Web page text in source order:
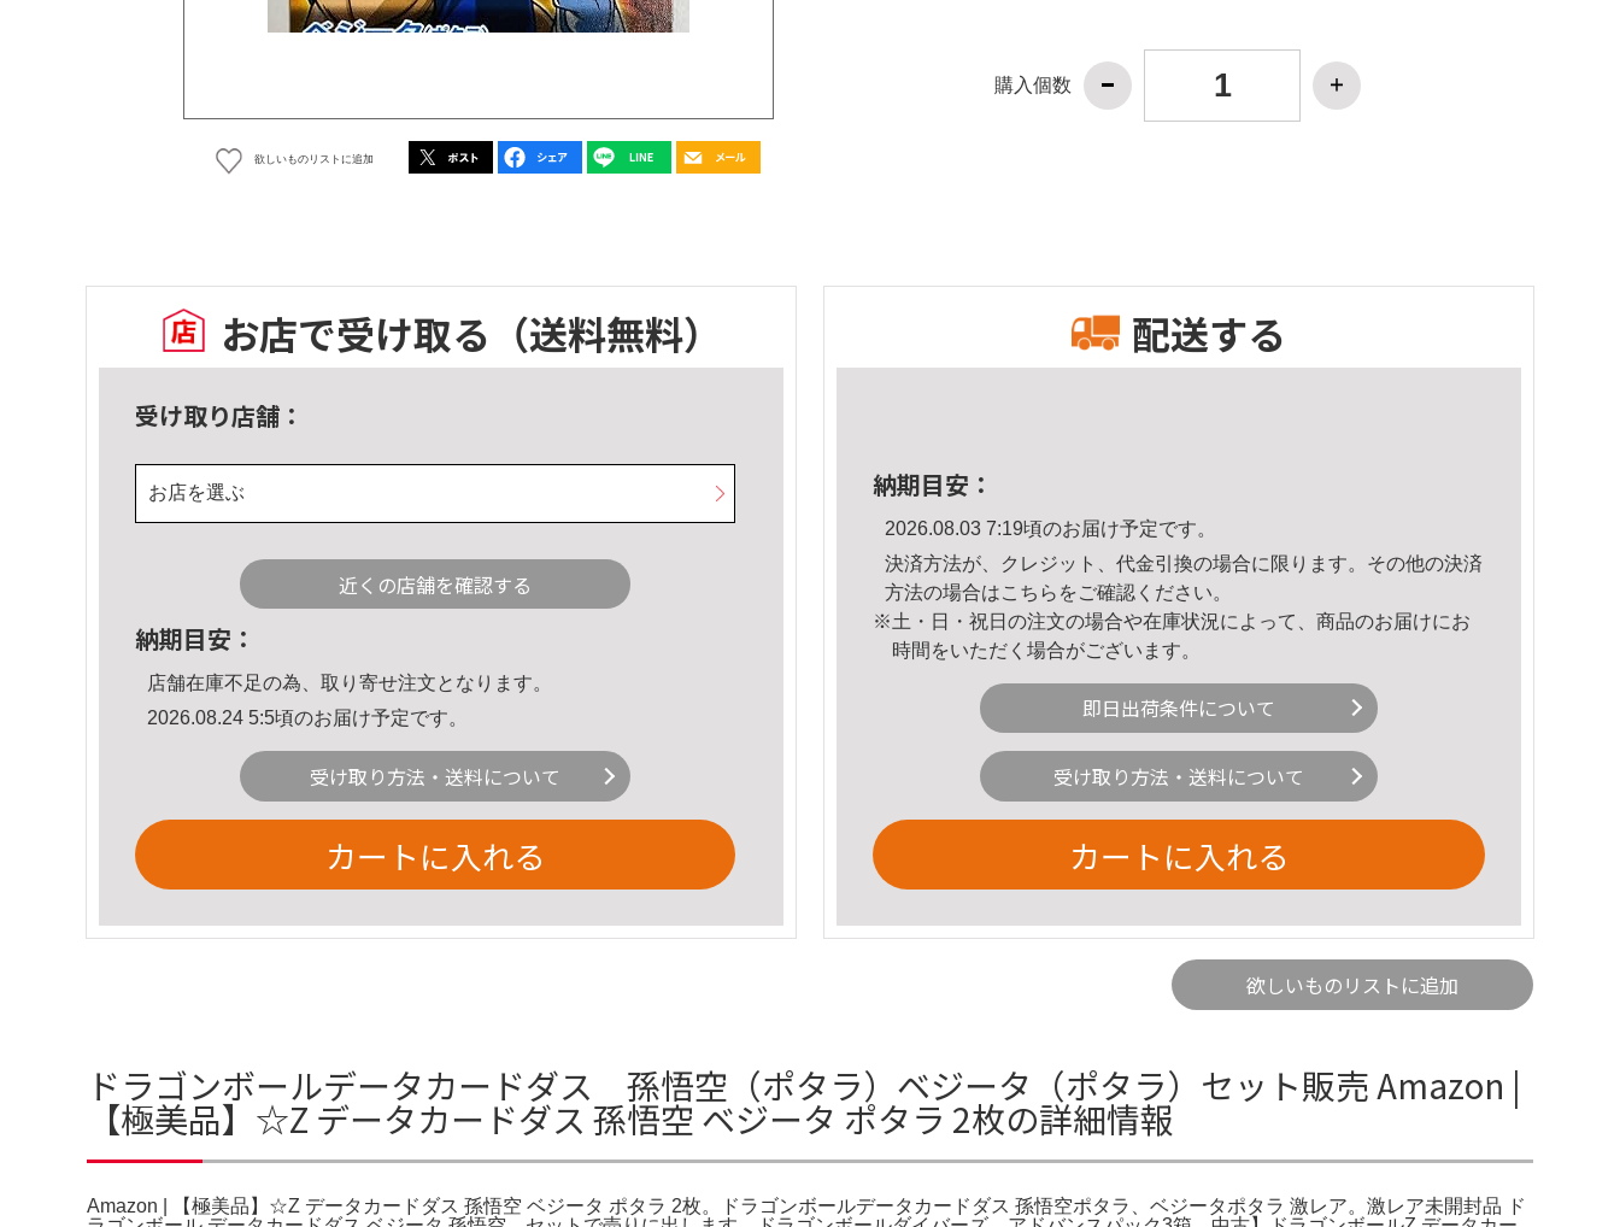
欲しいものリストに追加
購入個数
お店で受け取る （送料無料）
受け取り店舗：
お店を選ぶ
近くの店舗を確認する
納期目安：
店舗在庫不足の為、取り寄せ注文となります。
2026.08.24 5:5頃のお届け予定です。
受け取り方法・送料について
カートに入れる
配送する
納期目安：
2026.08.03 7:19頃のお届け予定です。
決済方法が、クレジット、代金引換の場合に限ります。その他の決済
方法の場合はこちら をご確認ください。
※土・日・祝日の注文の場合や在庫状況によって、商品のお届けにお
時間をいただく場合がございます。
即日出荷条件について
受け取り方法・送料について
カートに入れる
欲しいものリストに追加
ドラゴンボールデータカードダス 孫悟空（ポタラ）ベジータ（ポタラ）セット販売 Amazon |
【極美品】☆Z データカードダス 孫悟空 ベジータ ポタラ 2枚の詳細情報
Amazon | 【極美品】☆Z データカードダス 孫悟空 ベジータ ポタラ 2枚。ドラゴンボールデータカードダス 孫悟空ポタラ、ベジータポタラ 激レア。激レア未開封品 ド